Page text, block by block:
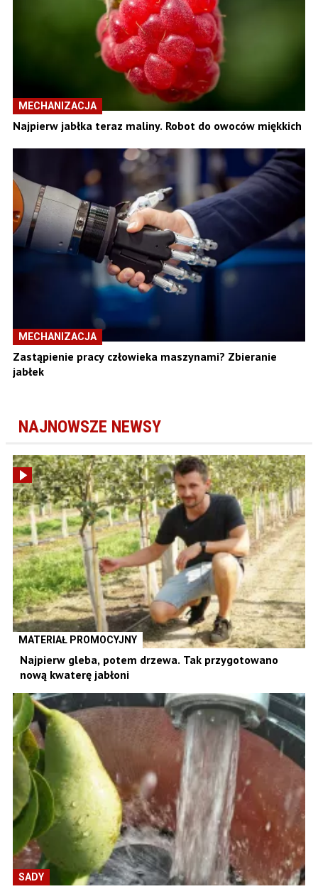
MECHANIZACJA
Najpierw jabłka teraz maliny. Robot do owoców miękkich
MECHANIZACJA
Zastąpienie pracy człowieka maszynami? Zbieranie
jabłek
NAJNOWSZE NEWSY
MATERIAŁ PROMOCYJNY
Najpierw gleba, potem drzewa. Tak przygotowano
nową kwaterę jabłoni
SADY